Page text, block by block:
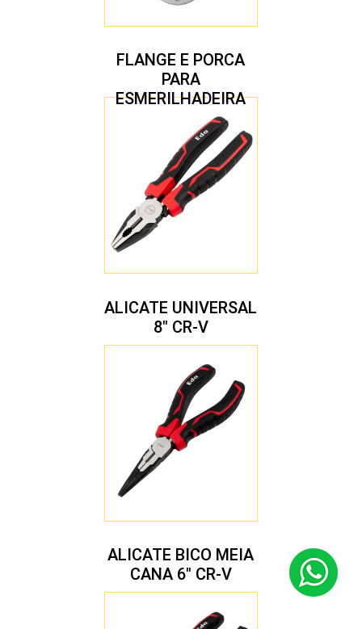
FLANGE E PORCA
PARA
ESMERILHADEIRA
4.1/2″ 20,00 MM
ALICATE UNIVERSAL
8″ CR-V
ALICATE BICO MEIA
CANA 6″ CR-V